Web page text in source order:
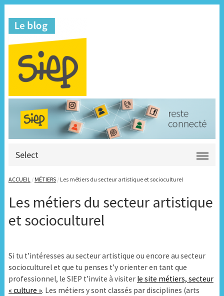
Select
ACCUEIL / MÉTIERS / Les métiers du secteur artistique et socioculturel
Les métiers du secteur artistique
et socioculturel
Si tu t’intéresses au secteur artistique ou encore au secteur
socioculturel et que tu penses t’y orienter en tant que
professionnel, le SIEP t’invite à visiter le site métiers, secteur
« culture ». Les métiers y sont classés par disciplines (arts